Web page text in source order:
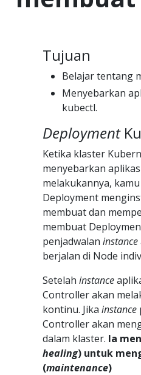
Tujuan
Belajar tentang
Menyebarkan
kubectl.
Deployment
Ketika klaster
menyebarkan
melakukannya,
Deployment
membuat dan
membuat
penjadwalan instance
berjalan di Node
Setelah instance
Controller akan
kontinu. Jika instance
Controller akan
dalam klaster. Ia
healing) untuk
(maintenance)